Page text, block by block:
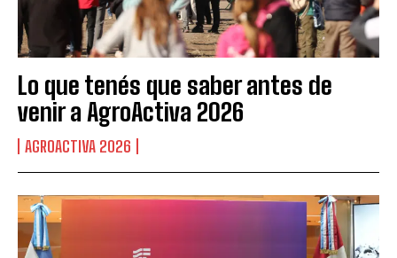
Lo que tenés que saber antes de
venir a AgroActiva 2026
AGROACTIVA 2026